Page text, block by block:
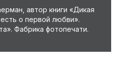
автор книги «Дикая
о первой любви».
Фабрика фотопечати.